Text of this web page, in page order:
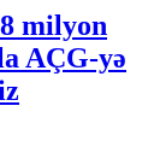
milyon
AÇG-yə